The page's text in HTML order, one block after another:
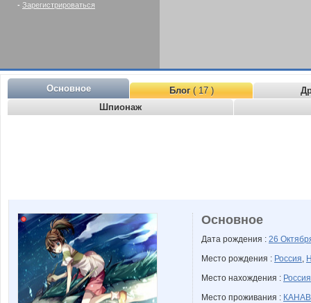
- Зарегистрироваться
Основное Блог( 17 )
Шпионаж
Основное
Дата рождения : 26
Место рождения : Россия,
Место нахождения : Россия
Место проживания :